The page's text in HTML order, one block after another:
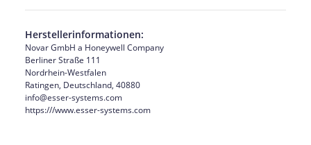
Herstellerinformationen:
Novar GmbH a Honeywell Company
Berliner Straße 111
Nordrhein-Westfalen
Ratingen, Deutschland, 40880
info@esser-systems.com
https:///www.esser-systems.com